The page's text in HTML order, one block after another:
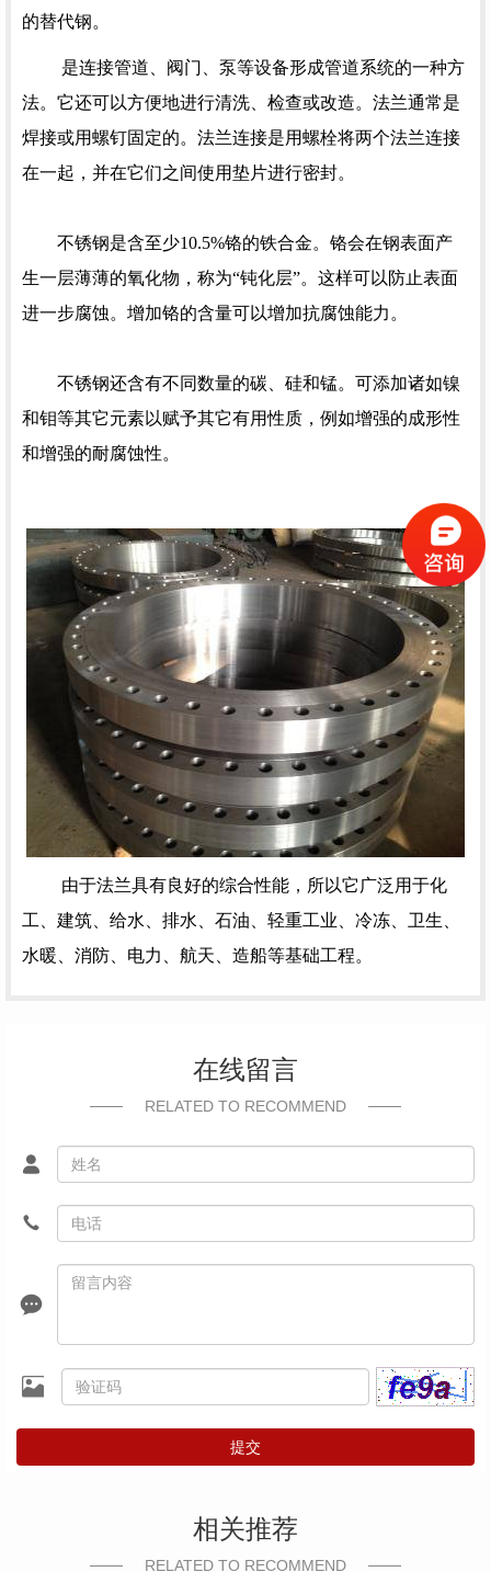
的替代钢。
是连接管道、阀门、泵等设备形成管道系统的一种方
法。它还可以方便地进行清洗、检查或改造。法兰通常是
焊接或用螺钉固定的。法兰连接是用螺栓将两个法兰连接
在一起，并在它们之间使用垫片进行密封。
不锈钢是含至少10.5%铬的铁合金。铬会在钢表面产
生一层薄薄的氧化物，称为“钝化层”。这样可以防止表面
进一步腐蚀。增加铬的含量可以增加抗腐蚀能力。
不锈钢还含有不同数量的碳、硅和锰。可添加诸如镍
和钼等其它元素以赋予其它有用性质，例如增强的成形性
和增强的耐腐蚀性。
由于法兰具有良好的综合性能，所以它广泛用于化
工、建筑、给水、排水、石油、轻重工业、冷冻、卫生、
水暖、消防、电力、航天、造船等基础工程。
在线留言
RELATED TO RECOMMEND
提交
相关推荐
RELATED TO RECOMMEND